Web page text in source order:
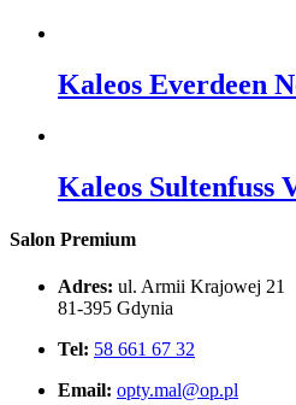
Kaleos Everdeen
Kaleos Sultenfuss
Salon Premium
Adres: ul. Armii Krajowej 21
81-395 Gdynia
Tel: 58 661 67 32
Email: opty.mal@op.pl